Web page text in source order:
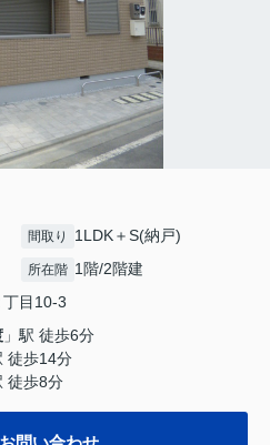
間取り 1LDK＋S(納戸)
所在階 1階/2階建
丁目10-3
」駅 徒歩6分
徒歩14分
徒歩8分